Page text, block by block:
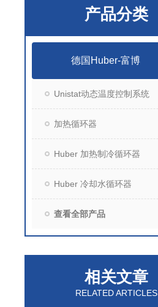
产品分类
德国Huber-富博
Unistat动态温度控制系统
加热循环器
Huber 加热制冷循环器
Huber 冷却水循环器
查看全部产品
相关文章
RELATED ARTICLES